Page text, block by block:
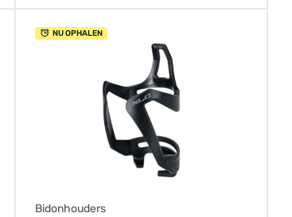
NU OPHALEN
Bidonhouders